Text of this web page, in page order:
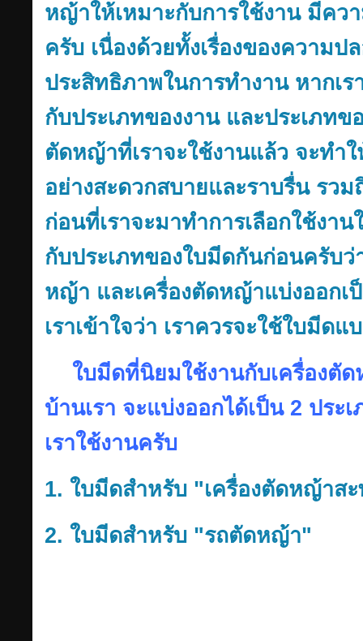
หญ้าให้เหมาะกับการใช้งาน มีคว
ครับ เนื่องด้วยทั้งเรื่องของความ
ประสิทธิภาพในการทำงาน หากเร
กับประเภทของงาน และประเภท
ตัดหญ้าที่เราจะใช้งานแล้ว จะทำ
อย่างสะดวกสบายและราบรื่น รว
ก่อนที่เราจะมาทำการเลือกใช้งา
กับประเภทของใบมีดกันก่อนครับ
หญ้า และเครื่องตัดหญ้าแบ่งออกเ
เราเข้าใจว่า เราควรจะใช้ใบมีด
ใบมีดที่นิยมใช้งานกับเครื่องตั
บ้านเรา จะแบ่งออกได้เป็น 2 ประ
เราใช้งานครับ
1. ใบมีดสำหรับ "เครื่องตัดหญ้าส
2. ใบมีดสำหรับ "รถตัดหญ้า"